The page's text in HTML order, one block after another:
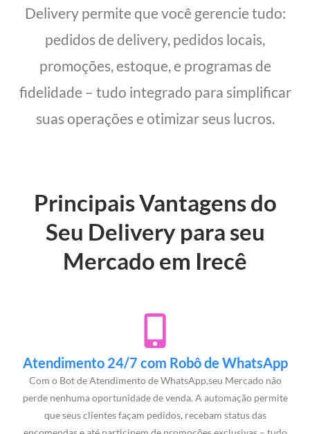
Delivery permite que você gerencie tudo:
pedidos de delivery, pedidos locais,
promoções, estoque, e programas de
fidelidade – tudo integrado para simplificar
suas operações e otimizar seus lucros.
Principais Vantagens do
Seu Delivery para seu
Mercado em Irecê
Atendimento 24/7 com Robô de WhatsApp
Com o Bot de Atendimento de WhatsApp,seu Mercado não
perde nenhuma oportunidade de venda. A automação permite
que seus clientes façam pedidos, recebam status das